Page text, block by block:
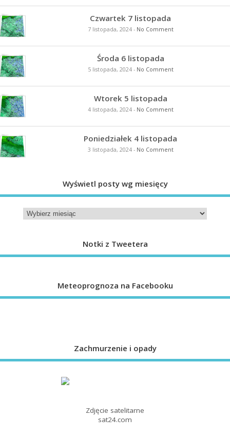
Czwartek 7 listopada
7 listopada, 2024- No Comment
Środa 6 listopada
5 listopada, 2024- No Comment
Wtorek 5 listopada
4 listopada, 2024- No Comment
Poniedziałek 4 listopada
3 listopada, 2024- No Comment
Wyświetl posty wg miesięcy
Notki z Tweetera
Meteoprognoza na Facebooku
Zachmurzenie i opady
Zdjęcie satelitarne
sat24.com